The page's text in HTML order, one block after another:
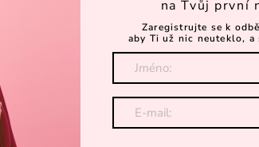
na Tvůj první
Zaregistrujte se k
aby Ti už nic neuteklo, a